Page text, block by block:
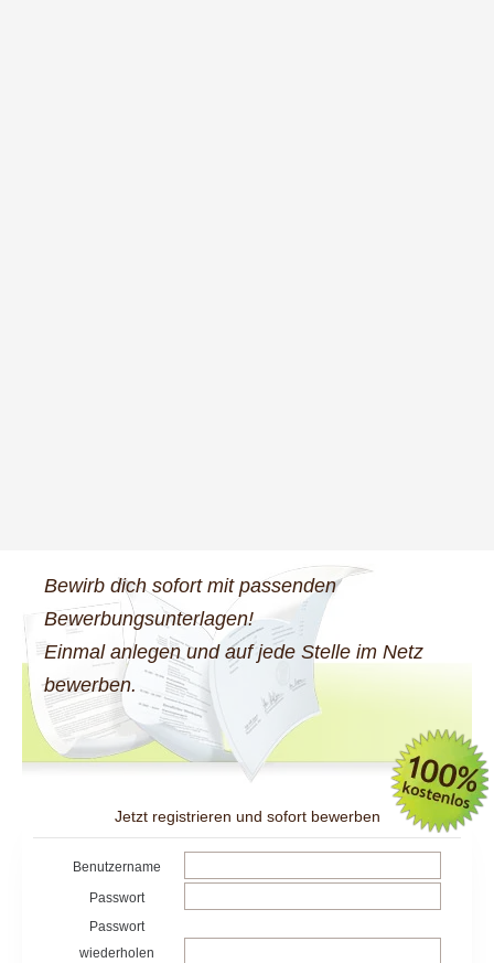
Bewirb dich sofort mit passenden
Bewerbungsunterlagen!
Einmal anlegen und auf jede Stelle im Netz
bewerben.
Jetzt registrieren und sofort bewerben
Benutzername
Passwort
Passwort
wiederholen